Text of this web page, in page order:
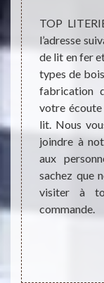
de
faut
par
faire
le
de
est
dans
de
et
TOP
l’adresse
de lit en fer
types de
fabrication
votre
lit. Nous
joindre à
aux
sachez que
visiter à
commande.